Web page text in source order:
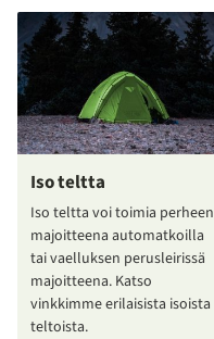
Iso teltta
Iso teltta voi toimia perheen
majoitteena automatkoilla
tai vaelluksen perusleirissä
majoitteena. Katso
vinkkimme erilaisista isoista
teltoista.